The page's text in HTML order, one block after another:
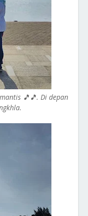
🎵🎵. Di depan